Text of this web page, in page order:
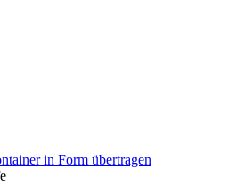
in Form übertragen